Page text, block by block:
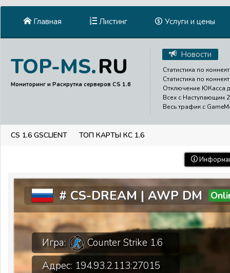
Главная Листинг Услуги и цены
TOP-MS.RU
Мониторинг и Раскрутка серверов CS 1.6
Новости
Статистика по
Статистика по
Отключение ЮКасса
Всех с Наступающим
Весь трафик с
CS 1.6 GSCLIENT ТОП КАРТЫ КС 1.6
# CS-DREAM | AWP DM
Игра:
Counter Strike 1.6
Адрес: 194.93.2.113:27015